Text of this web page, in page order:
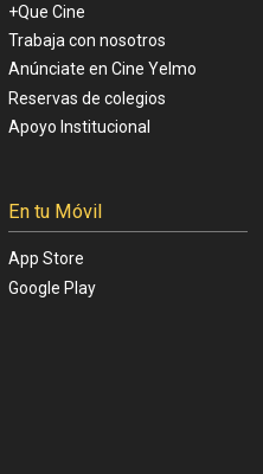
+Que Cine
Trabaja con nosotros
Anúnciate en Cine Yelmo
Reservas de colegios
Apoyo Institucional
En tu Móvil
App Store
Google Play